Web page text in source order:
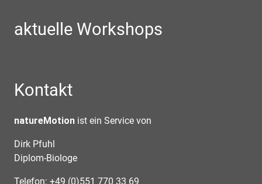
aktuelle Workshops
Kontakt
natureMotion ist ein Service von
Dirk Pfuhl
Diplom-Biologe
Telefon: +49 (0)551 770 33 69